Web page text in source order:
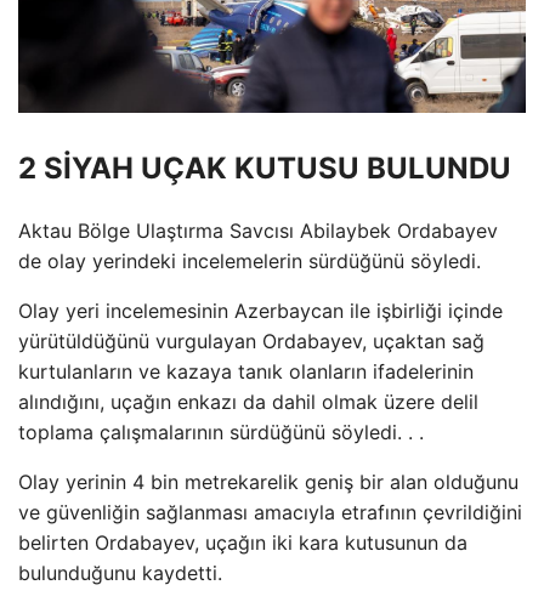
2 SİYAH UÇAK KUTUSU BULUNDU
Aktau Bölge Ulaştırma Savcısı Abilaybek Ordabayev
de olay yerindeki incelemelerin sürdüğünü söyledi.
Olay yeri incelemesinin Azerbaycan ile işbirliği içinde
yürütüldüğünü vurgulayan Ordabayev, uçaktan sağ
kurtulanların ve kazaya tanık olanların ifadelerinin
alındığını, uçağın enkazı da dahil olmak üzere delil
toplama çalışmalarının sürdüğünü söyledi. . .
Olay yerinin 4 bin metrekarelik geniş bir alan olduğunu
ve güvenliğin sağlanması amacıyla etrafının çevrildiğini
belirten Ordabayev, uçağın iki kara kutusunun da
bulunduğunu kaydetti.